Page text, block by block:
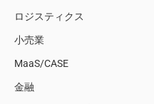
ロジスティクス
小売業
MaaS/CASE
金融